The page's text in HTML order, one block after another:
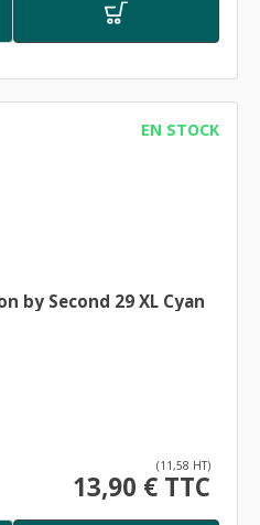
EN STOCK
by Second 29 XL Cyan
(11,58 HT)
13,90 € TTC